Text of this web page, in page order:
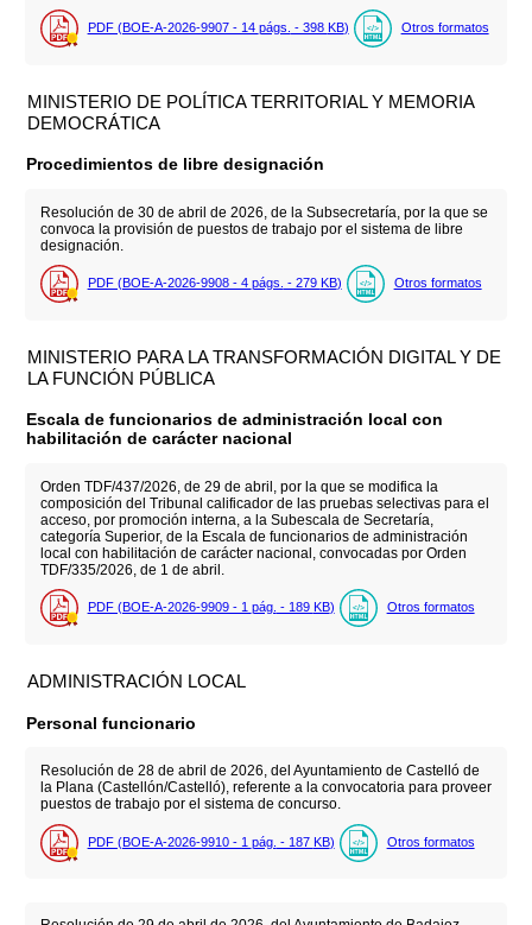
PDF (BOE-A-2026-9907 - 14 págs. - 398 KB) Otros formatos
MINISTERIO DE POLÍTICA TERRITORIAL Y MEMORIA
DEMOCRÁTICA
Procedimientos de libre designación
Resolución de 30 de abril de 2026, de la Subsecretaría, por la que se
convoca la provisión de puestos de trabajo por el sistema de libre
designación.
PDF (BOE-A-2026-9908 - 4 págs. - 279 KB) Otros formatos
MINISTERIO PARA LA TRANSFORMACIÓN DIGITAL Y DE
LA FUNCIÓN PÚBLICA
Escala de funcionarios de administración local con
habilitación de carácter nacional
Orden TDF/437/2026, de 29 de abril, por la que se modifica la
composición del Tribunal calificador de las pruebas selectivas para el
acceso, por promoción interna, a la Subescala de Secretaría,
categoría Superior, de la Escala de funcionarios de administración
local con habilitación de carácter nacional, convocadas por Orden
TDF/335/2026, de 1 de abril.
PDF (BOE-A-2026-9909 - 1 pág. - 189 KB) Otros formatos
ADMINISTRACIÓN LOCAL
Personal funcionario
Resolución de 28 de abril de 2026, del Ayuntamiento de Castelló de
la Plana (Castellón/Castelló), referente a la convocatoria para proveer
puestos de trabajo por el sistema de concurso.
PDF (BOE-A-2026-9910 - 1 pág. - 187 KB) Otros formatos